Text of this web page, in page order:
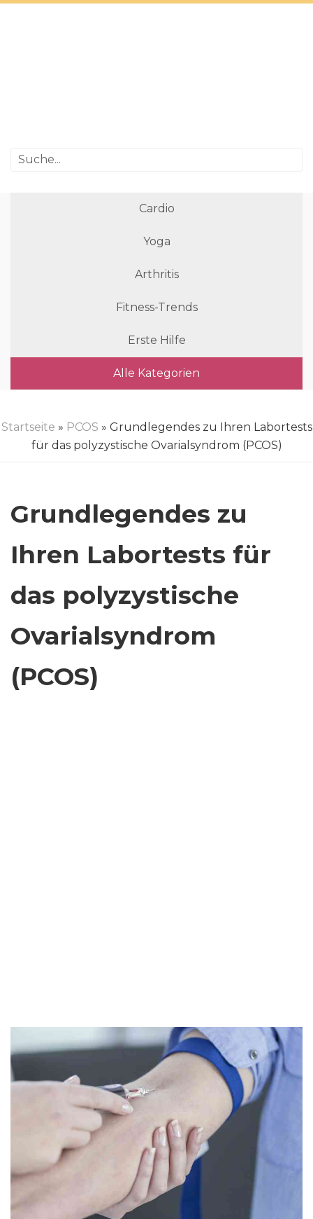
Cardio
Yoga
Arthritis
Fitness-Trends
Erste Hilfe
Alle Kategorien
Startseite » PCOS » Grundlegendes zu Ihren Labortests
für das polyzystische Ovarialsyndrom (PCOS)
Grundlegendes zu
Ihren Labortests für
das polyzystische
Ovarialsyndrom
(PCOS)